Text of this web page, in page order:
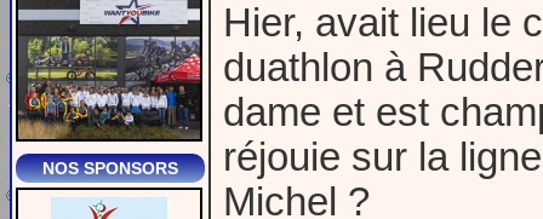
NOS SPONSORS
Hier, avait lieu le
duathlon à
dame et est
réjouie sur la
Michel ?